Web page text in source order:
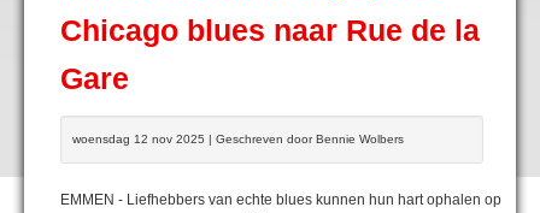
Chicago blues naar Rue de la
Gare
woensdag 12 nov 2025 | Geschreven door Bennie Wolbers
EMMEN - Liefhebbers van echte blues kunnen hun hart ophalen op